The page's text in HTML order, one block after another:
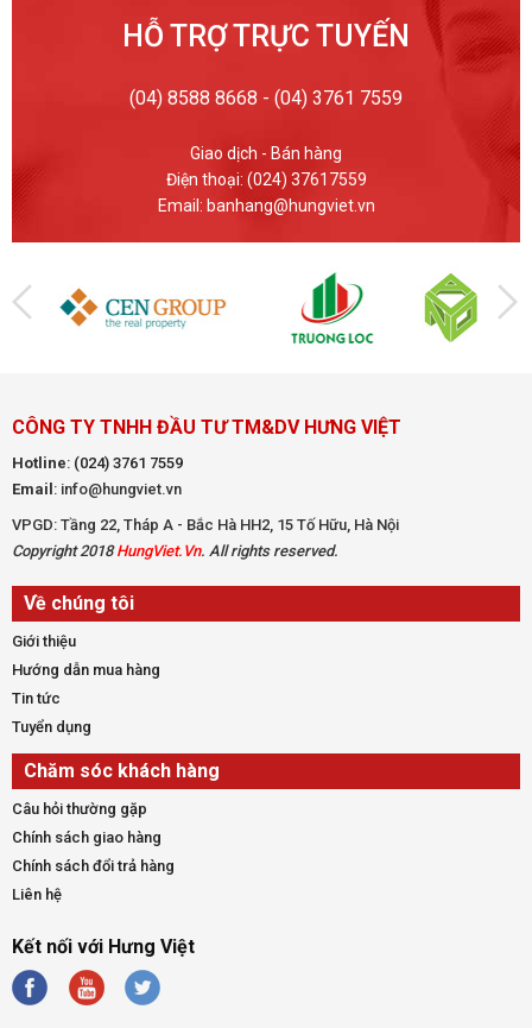
HỖ TRỢ TRỰC TUYẾN
(04) 8588 8668 - (04) 3761 7559
Giao dịch - Bán hàng
Điện thoại: (024) 37617559
Email: banhang@hungviet.vn
CÔNG TY TNHH ĐẦU TƯ TM&DV HƯNG VIỆT
Hotline: (024) 3761 7559
Email : info@hungviet.vn
VPGD: Tầng 22, Tháp A - Bắc Hà HH2, 15 Tố Hữu, Hà Nội
Copyright 2018HungViet.Vn. All rights reserved.
Về chúng tôi
Giới thiệu
Hướng dẫn mua hàng
Tin tức
Tuyển dụng
Chăm sóc khách hàng
Câu hỏi thường gặp
Chính sách giao hàng
Chính sách đổi trả hàng
Liên hệ
Kết nối với Hưng Việt